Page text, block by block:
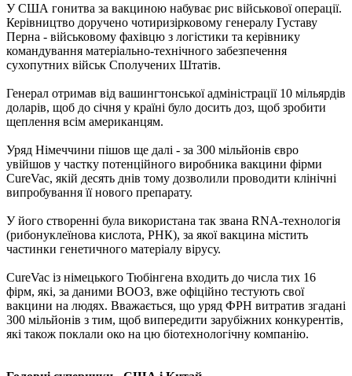
У США гонитва за вакциною набуває рис військової операції.
Керівництво доручено чотиризірковому генералу Густаву
Перна - військовому фахівцю з логістики та керівнику
командування матеріально-технічного забезпечення
сухопутних військ Сполучених Штатів.
Генерал отримав від вашингтонської адміністрації 10 мільярдів
доларів, щоб до січня у країні було досить доз, щоб зробити
щеплення всім американцям.
Уряд Німеччини пішов ще далі - за 300 мільйонів євро
увійшов у частку потенційного виробника вакцини фірми
CureVac, якій десять днів тому дозволили проводити клінічні
випробування її нового препарату.
У його створенні була використана так звана RNA-технологія
(рибонуклеїнова кислота, РНК), за якої вакцина містить
частинки генетичного матеріалу вірусу.
CureVac із німецького Тюбінгена входить до числа тих 16
фірм, які, за даними ВООЗ, вже офіційно тестують свої
вакцини на людях. Вважається, що уряд ФРН витратив згадані
300 мільйонів з тим, щоб випередити зарубіжних конкурентів,
які також поклали око на цю біотехнологічну компанію.